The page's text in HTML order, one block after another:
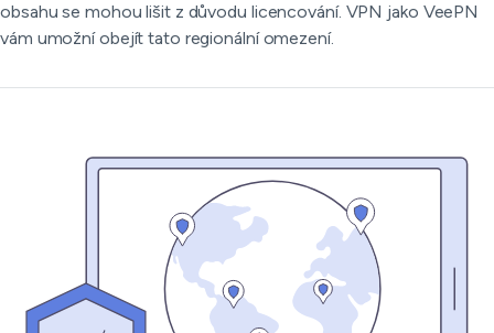
obsahu se mohou lišit z důvodu licencování. VPN jako VeePN
vám umožní obejít tato regionální omezení.